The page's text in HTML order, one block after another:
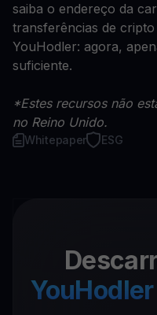
saiba o endereço da
transferências de
YouHodler: agora,
suficiente.
*Estes recursos não
no Reino Unido.
Whitepaper ESG
YouHodler